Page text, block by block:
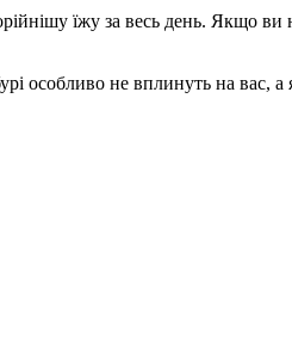
їжу за весь день. Якщо
особливо не вплинуть на вас, а